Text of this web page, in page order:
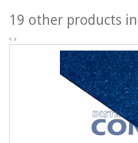
19 other products
‹ ›